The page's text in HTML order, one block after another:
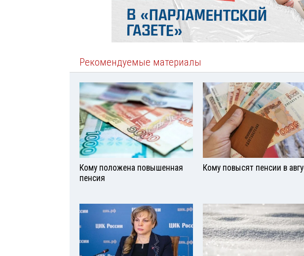
Рекомендуемые материалы
Кому положена повышенная
пенсия
Кому повысят пенсии в